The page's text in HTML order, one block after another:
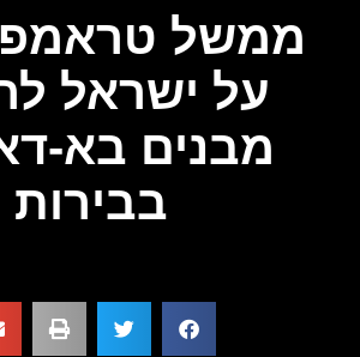
ממשל טראמפ
על ישראל
מבנים בא-
בבירות